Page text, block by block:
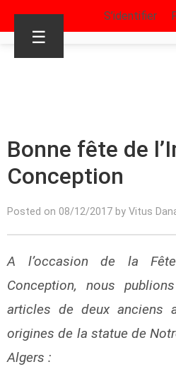
S’identifier
☰
Bonne fête de
Conception
Posted on 08/12/2017 by Vitus
A l’occasion de la
Conception, nous
articles de deux anciens
origines de la statue de
Algers :